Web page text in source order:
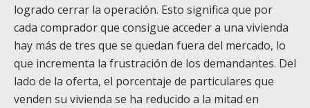
logrado cerrar la operación. Esto significa que por
cada comprador que consigue acceder a una vivienda
hay más de tres que se quedan fuera del mercado, lo
que incrementa la frustración de los demandantes. Del
lado de la oferta, el porcentaje de particulares que
venden su vivienda se ha reducido a la mitad en